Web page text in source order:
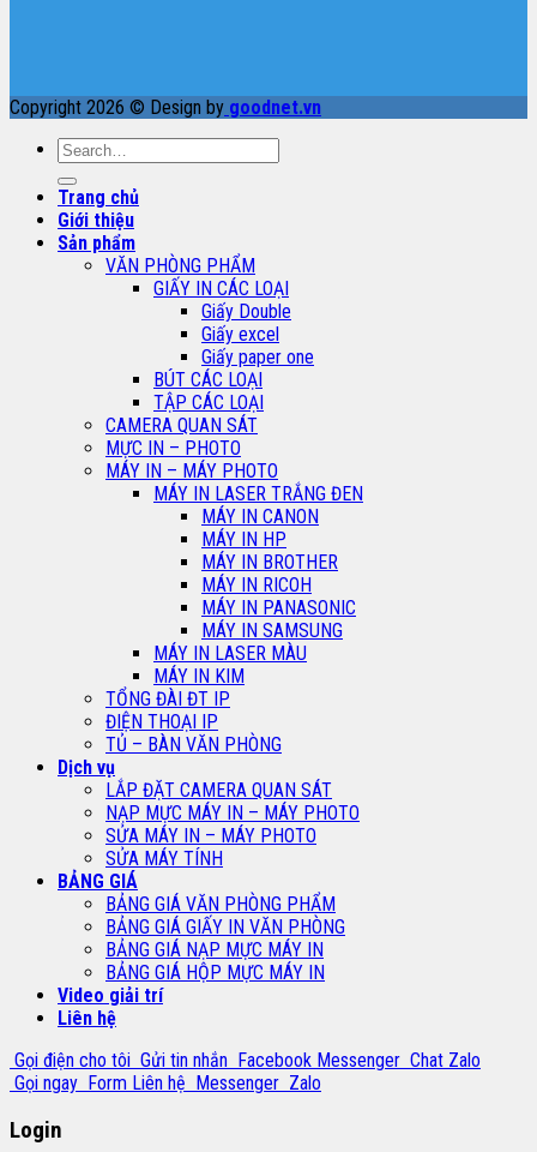
Copyright 2026 © Design by goodnet.vn
Search
for:
Trang chủ
Giới thiệu
Sản phẩm
VĂN PHÒNG PHẨM
GIẤY IN CÁC LOẠI
Giấy Double
Giấy excel
Giấy paper one
BÚT CÁC LOẠI
TẬP CÁC LOẠI
CAMERA QUAN SÁT
MỰC IN – PHOTO
MÁY IN – MÁY PHOTO
MÁY IN LASER TRẮNG ĐEN
MÁY IN CANON
MÁY IN HP
MÁY IN BROTHER
MÁY IN RICOH
MÁY IN PANASONIC
MÁY IN SAMSUNG
MÁY IN LASER MÀU
MÁY IN KIM
TỔNG ĐÀI ĐT IP
ĐIỆN THOẠI IP
TỦ – BÀN VĂN PHÒNG
Dịch vụ
LẮP ĐẶT CAMERA QUAN SÁT
NẠP MỰC MÁY IN – MÁY PHOTO
SỬA MÁY IN – MÁY PHOTO
SỬA MÁY TÍNH
BẢNG GIÁ
BẢNG GIÁ VĂN PHÒNG PHẨM
BẢNG GIÁ GIẤY IN VĂN PHÒNG
BẢNG GIÁ NẠP MỰC MÁY IN
BẢNG GIÁ HỘP MỰC MÁY IN
Video giải trí
Liên hệ
Gọi điện cho tôi Gửi tin nhắn Facebook Messenger Chat Zalo
Gọi ngay Form Liên hệ Messenger Zalo
Login